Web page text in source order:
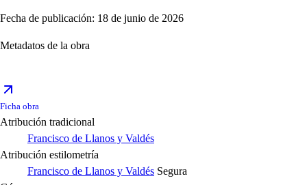
Fecha de publicación: 18 de junio de 2026
Metadatos de la obra
Ficha obra
Atribución tradicional
Francisco de Llanos y Valdés
Atribución estilometría
Francisco de Llanos y Valdés Segura